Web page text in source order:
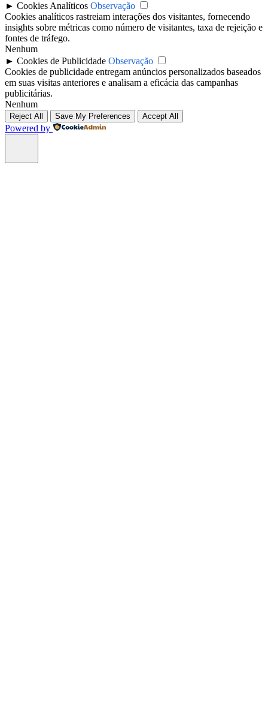
► Cookies Analíticos Observação
Cookies analíticos rastreiam interações dos visitantes, fornecendo
insights sobre métricas como número de visitantes, taxa de rejeição e
fontes de tráfego.
Nenhum
► Cookies de Publicidade Observação
Cookies de publicidade entregam anúncios personalizados baseados
em suas visitas anteriores e analisam a eficácia das campanhas
publicitárias.
Nenhum
Reject All Save My Preferences Accept All
Powered by